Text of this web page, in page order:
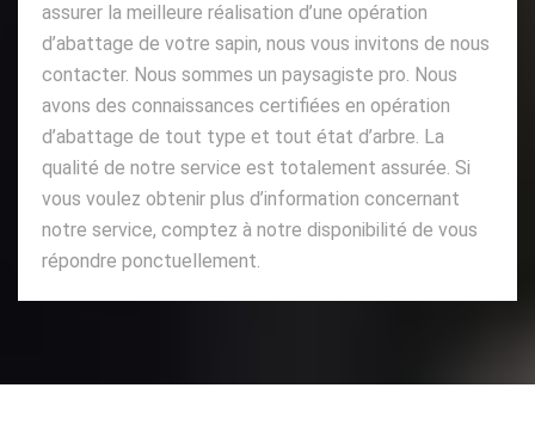
assurer la meilleure réalisation d’une opération
d’abattage de votre sapin, nous vous invitons de nous
contacter. Nous sommes un paysagiste pro. Nous
avons des connaissances certifiées en opération
d’abattage de tout type et tout état d’arbre. La
qualité de notre service est totalement assurée. Si
vous voulez obtenir plus d’information concernant
notre service, comptez à notre disponibilité de vous
répondre ponctuellement.